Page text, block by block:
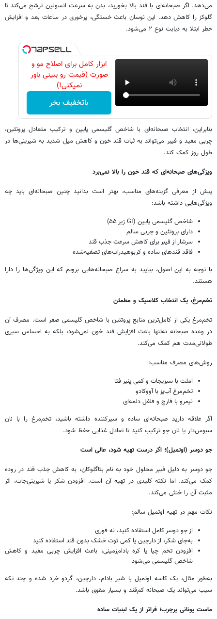
می‌دهد. اگر صبحانه‌ای با قند بالا بخورید، بدن به سرعت انسولین ترشح می‌کند تا
گلوکز را کاهش دهد. این نوسان باعث خستگی، پرخوری در ساعات بعد و افزایش
خطر ابتلا به دیابت نوع ۲ می‌شود.
ابزار کامل برای اصلاح مو و
صورت (قیمت رو ببینی باور
نمیکنی!)
باتخفیف بخر
بنابراین، انتخاب صبحانه‌ای با شاخص گلیسمی پایین و ترکیب متعادل پروتئین،
چربی مفید و فیبر می‌تواند به ثبات قند خون و کاهش میل شدید به شیرینی‌ها در
طول روز کمک کند.
ویژگی‌های صبحانه‌ای که قند خون را بالا نمی‌برد
پیش از معرفی گزینه‌های مناسب، بهتر است بدانید چنین صبحانه‌ای باید چه
ویژگی‌هایی داشته باشد:
شاخص گلیسمی پایین (GI زیر ۵۵)
دارای پروتئین و چربی سالم
سرشار از فیبر برای کاهش سرعت جذب قند
فاقد قندهای ساده و کربوهیدرات‌های تصفیه‌شده
با توجه به این اصول، بیایید به سراغ صبحانه‌هایی برویم که این ویژگی‌ها را دارا
هستند.
تخم‌مرغ، یک انتخاب کلاسیک و مطمئن
تخم‌مرغ یکی از کامل‌ترین منابع پروتئین با شاخص گلیسمی صفر است. مصرف آن
در وعده صبحانه نه‌تنها باعث افزایش قند خون نمی‌شود، بلکه به احساس سیری
طولانی‌مدت هم کمک می‌کند.
روش‌های مصرف مناسب:
املت با سبزیجات و کمی پنیر فتا
تخم‌مرغ آب‌پز با آووکادو
نیمرو با قارچ و فلفل دلمه‌ای
اگر علاقه دارید صبحانه‌ای ساده و سیرکننده داشته باشید، تخم‌مرغ را با نان
سبوس‌دار یا نان جو ترکیب کنید تا تعادل غذایی حفظ شود.
جو دوسر (اوتمیل)؛ اگر درست تهیه شود، عالی است
جو دوسر به دلیل فیبر محلول خود به نام بتاگلوکان، به کاهش جذب قند در روده
کمک می‌کند. اما نکته کلیدی در تهیه آن است. افزودن شکر یا شیرینی‌جات، اثر
مثبت آن را خنثی می‌کند.
نکات مهم در تهیه اوتمیل سالم:
از جو دوسر کامل استفاده کنید، نه فوری
به‌جای شکر، از دارچین یا کمی توت خشک بدون قند استفاده کنید
افزودن تخم چیا یا کره بادام‌زمینی، باعث افزایش چربی مفید و کاهش
شاخص گلیسمی می‌شود
به‌طور مثال، یک کاسه اوتمیل با شیر بادام، دارچین، گردو خرد شده و چند تکه
سیب می‌تواند یک صبحانه کم‌قند و بسیار مقوی باشد.
ماست یونانی پرچرب؛ فراتر از یک لبنیات ساده